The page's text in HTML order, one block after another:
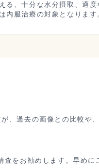
る、十分な水分摂取、適
内服治療の対象となります
、過去の画像との比較や
をお勧めします。早めに